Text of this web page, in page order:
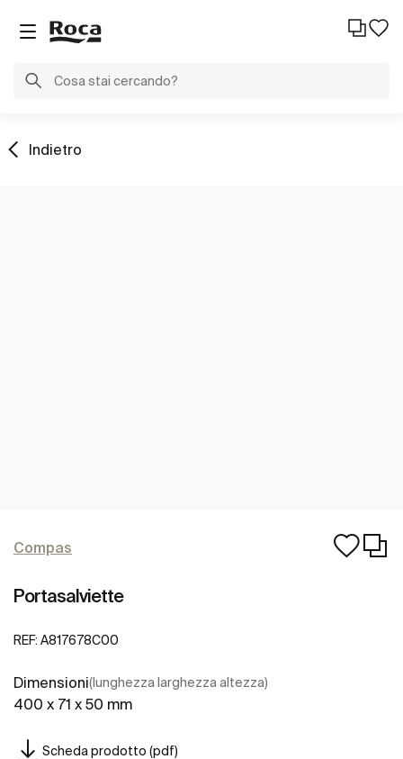
Indietro
Compas
Portasalviette
REF: A817678C00
Dimensioni(lunghezza larghezza altezza)
400 x 71 x 50 mm
Scheda prodotto (pdf)